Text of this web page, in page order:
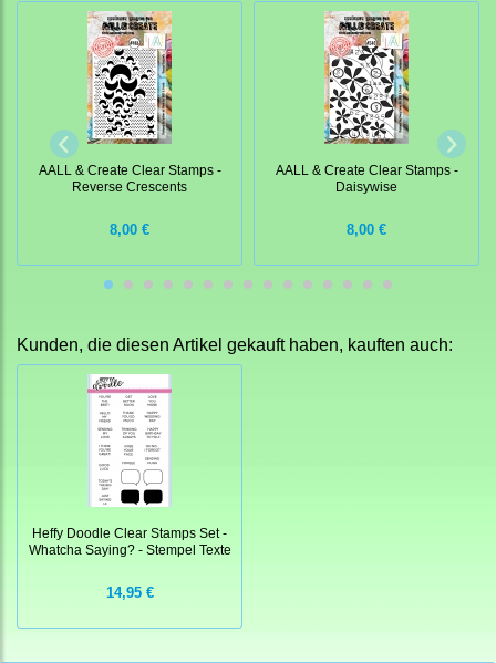
AALL & Create Clear Stamps -
Reverse Crescents
8,00 €
AALL & Create Clear Stamps -
Daisywise
8,00 €
Kunden, die diesen Artikel gekauft haben, kauften auch:
Heffy Doodle Clear Stamps Set -
Whatcha Saying? - Stempel Texte
14,95 €